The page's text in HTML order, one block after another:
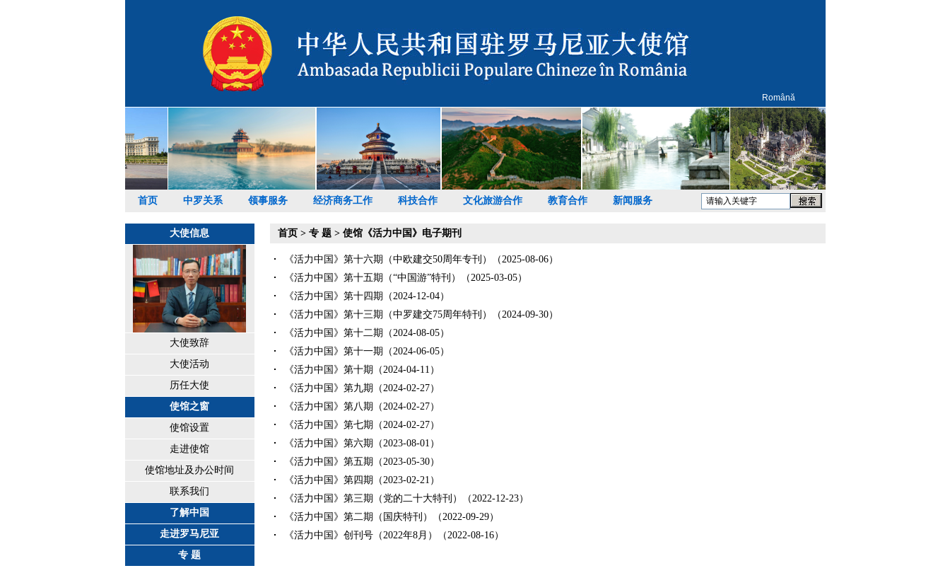
Română
首页 中罗关系 领事服务 经济商务工作 科技合作 文化旅游合作 教育合作 新闻服务
大使信息
大使致辞
大使活动
历任大使
使馆之窗
使馆设置
走进使馆
使馆地址及办公时间
联系我们
了解中国
走进罗马尼亚
专 题
首页> 专 题> 使馆《活力中国》电子期刊
《活力中国》第十六期（中欧建交50周年专刊）（2025-08-06）
《活力中国》第十五期（“中国游”特刊）（2025-03-05）
《活力中国》第十四期（2024-12-04）
《活力中国》第十三期（中罗建交75周年特刊）（2024-09-30）
《活力中国》第十二期（2024-08-05）
《活力中国》第十一期（2024-06-05）
《活力中国》第十期（2024-04-11）
《活力中国》第九期（2024-02-27）
《活力中国》第八期（2024-02-27）
《活力中国》第七期（2024-02-27）
《活力中国》第六期（2023-08-01）
《活力中国》第五期（2023-05-30）
《活力中国》第四期（2023-02-21）
《活力中国》第三期（党的二十大特刊）（2022-12-23）
《活力中国》第二期（国庆特刊）（2022-09-29）
《活力中国》创刊号（2022年8月）（2022-08-16）